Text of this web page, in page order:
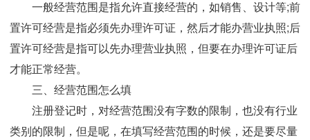
一般经营范围是指允许直接经营的，如销售、设计等;前
置许可经营是指必须先办理许可证，然后才能办营业执照;后
置许可经营是指可以先办理营业执照，但要在办理许可证后
才能正常经营。
三、经营范围怎么填
注册登记时，对经营范围没有字数的限制，也没有行业
类别的限制，但是呢，在填写经营范围的时候，还是要尽量